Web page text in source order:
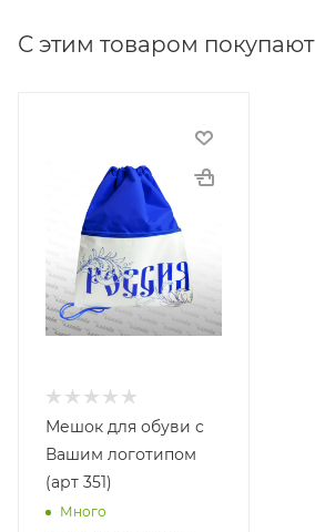
С этим товаром покупают
Мешок для обуви с
Вашим логотипом
(арт 351)
Много